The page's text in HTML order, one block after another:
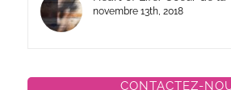
novembre 13th, 2018
CONTACTEZ-